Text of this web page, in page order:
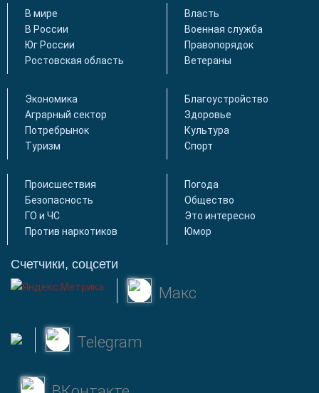
В мире
В России
Юг России
Ростовская область
Власть
Военная служба
Правопорядок
Ветераны
Экономика
Аграрный сектор
Потребрынок
Туризм
Благоустройство
Здоровье
Культура
Спорт
Происшествия
Безопасность
ГО и ЧС
Против наркотиков
Погода
Общество
Это интересно
Юмор
Счетчики, соцсети
Макс
Telegram